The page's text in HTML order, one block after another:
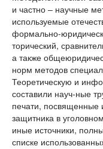
и частно – научные
используемые
формально-
торический,
а также
норм методов
Теоретическую и
составили науч-ные
печати, посвященные
защитника в
иные источники,
списке